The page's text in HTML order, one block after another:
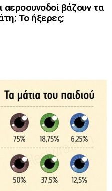
αεροσυνοδοί βάζουν τα
Το ήξερες;